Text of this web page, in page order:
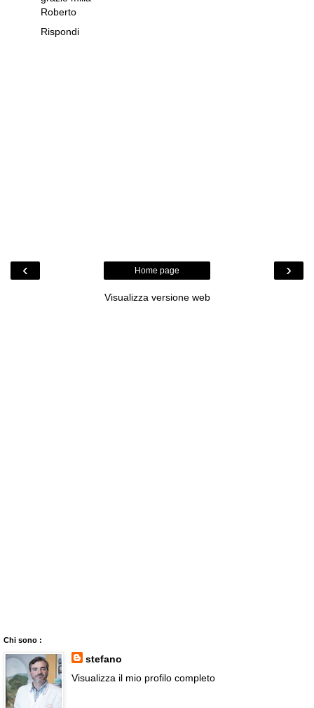
Roberto
Rispondi
‹ ›
Home page
Visualizza versione web
Chi sono :
stefano
Visualizza il mio profilo completo